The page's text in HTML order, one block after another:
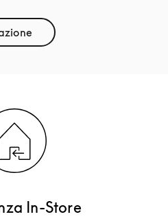
in New Tab
In-Store